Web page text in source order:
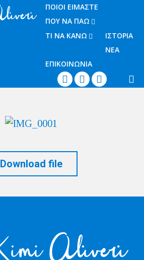
ΠΟΙΟΙ ΕΙΜΑΣΤΕ
ΠΟΥ ΝΑ ΠΑΩ
ΤΙ ΝΑ ΚΑΝΩ
ΙΣΤΟΡΙΑ
ΝΕΑ
ΕΠΙΚΟΙΝΩΝΙΑ
   
Download file